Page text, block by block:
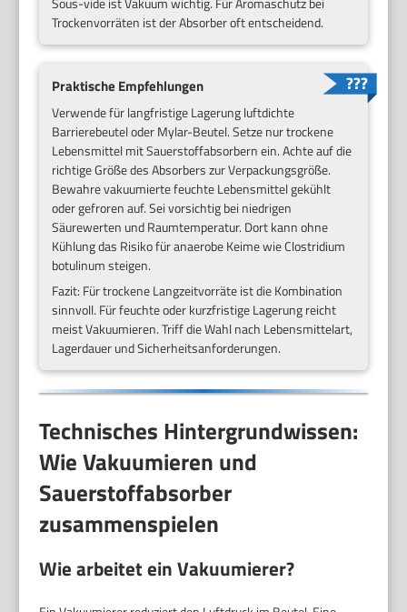
Trockenvorräten ist der Absorber oft entscheidend.
Praktische Empfehlungen
Verwende für langfristige Lagerung luftdichte
Barrierebeutel oder Mylar-Beutel. Setze nur trockene
Lebensmittel mit Sauerstoffabsorbern ein. Achte auf die
richtige Größe des Absorbers zur Verpackungsgröße.
Bewahre vakuumierte feuchte Lebensmittel gekühlt
oder gefroren auf. Sei vorsichtig bei niedrigen
Säurewerten und Raumtemperatur. Dort kann ohne
Kühlung das Risiko für anaerobe Keime wie Clostridium
botulinum steigen.
Fazit: Für trockene Langzeitvorräte ist die Kombination
sinnvoll. Für feuchte oder kurzfristige Lagerung reicht
meist Vakuumieren. Triff die Wahl nach Lebensmittelart,
Lagerdauer und Sicherheitsanforderungen.
Technisches Hintergrundwissen:
Wie Vakuumieren und
Sauerstoffabsorber
zusammenspielen
Wie arbeitet ein Vakuumierer?